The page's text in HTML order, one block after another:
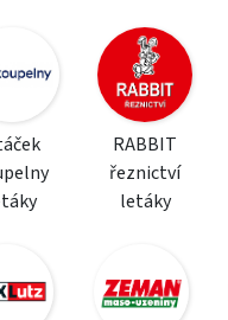
RABBIT
řeznictví
letáky